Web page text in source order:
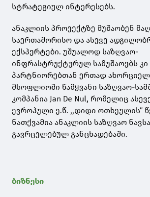
სტრატეგიულ ინტერესებს.
ანაკლიის პროეექტზე მუშაობენ
საერთაშორისო და ასევე
ექსპერტები. უშუალოდ საზღვაო-
ინფრასტრუქტურულ სამუშაოებს
პარტნიორებთან ერთად
მსოფლიოში წამყვანი საზღვაო-
კომპანია Jan De Nul, რომელიც
ევროპული ე.წ. ,,დიდი ოთხეულის”
ნათქვამია ანაკლიის საზღვაო
გავრცელებულ განცხადებაში.
ბიზნესი